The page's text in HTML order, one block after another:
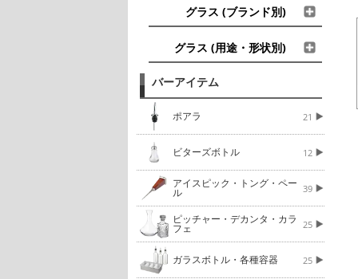
グラス (ブランド別)
グラス (用途・形状別)
バーアイテム
ポアラ 21
ビターズボトル 12
アイスピック・トング・ペー
ル 39
ピッチャー・デカンタ・カラ
フェ 25
ガラスボトル・各種容器 25